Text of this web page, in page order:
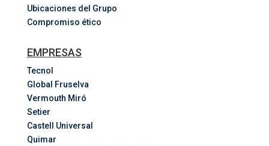
Ubicaciones del Grupo
Compromiso ético
EMPRESAS
Tecnol
Global Fruselva
Vermouth Miró
Setier
Castell Universal
Quimar